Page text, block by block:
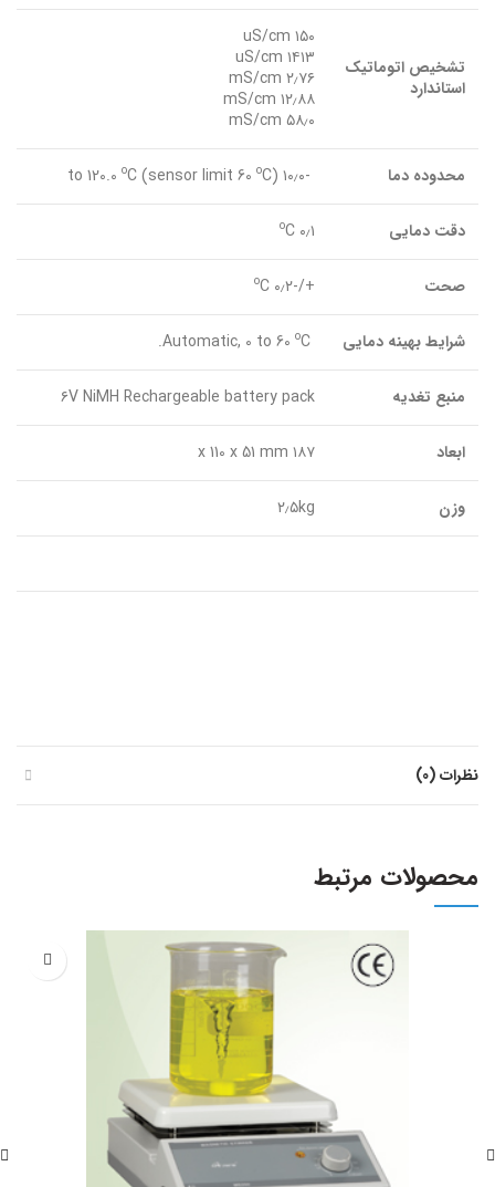
تشخیص اتوماتیک
استاندارد
۱۵۰ uS/cm
۱۴۱۳ uS/cm
۲٫۷۶ mS/cm
۱۲٫۸۸ mS/cm
۵۸٫۰ mS/cm
محدوده دما -۱۰٫۰ to 120.0 oC (sensor limit 60 oC)
دقت دمایی ۰٫۱ oC
صحت +/-۰٫۲ oC
شرایط بهینه دمایی oC.
منبع تغدیه ۶V NiMH Rechargeable battery pack
ابعاد ۱۸۷ x 110 x 51 mm
وزن ۲٫۵kg
نظرات (0)
محصولات مرتبط